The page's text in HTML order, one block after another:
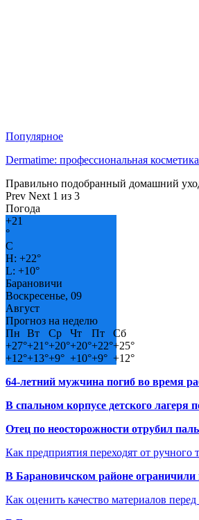
Популярное
Dermatime: профессиональная
Правильно подобранный домашний
Prev Next 1 из 3
Погода
+21
°
C
H: +22°
L: +10°
Барановичи
Воскресенье, 09
Август
Прогноз на неделю
Пн
Вт Ср Чт Пт
Сб
+27°+21°+20°+20°+22°+25°
+12°+13°+9° +10°+9° +12°
64-летний мужчина погиб во время
В спальном корпусе детского
Отец по неосторожности отрубил
Как предприятия переходят от ручного
В Барановичском районе ограничили
Как оценить качество материалов